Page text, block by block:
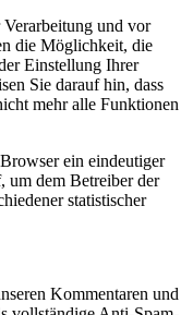
und vor
die Möglichkeit, die
Einstellung Ihrer
Sie darauf hin, dass
mehr alle Funktionen
ein eindeutiger
um dem Betreiber der
statistischer
Kommentaren und